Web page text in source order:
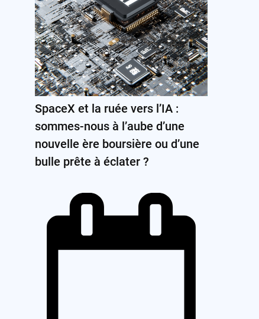
SpaceX et la ruée vers l’IA :
sommes-nous à l’aube d’une
nouvelle ère boursière ou d’une
bulle prête à éclater ?